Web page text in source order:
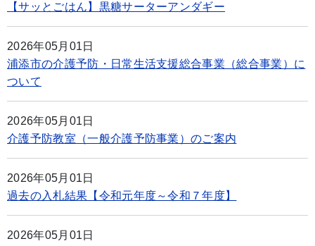
【サッとごはん】黒糖サーターアンダギー
2026年05月01日
浦添市の介護予防・日常生活支援総合事業（総合事業）に
ついて
2026年05月01日
介護予防教室（一般介護予防事業）のご案内
2026年05月01日
過去の入札結果【令和元年度～令和７年度】
2026年05月01日